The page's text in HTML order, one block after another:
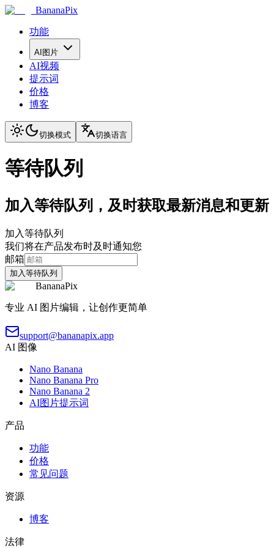
BananaPix
功能
AI图片
AI视频
提示词
价格
博客
切换模式 切换语言
等待队列
加入等待队列，及时获取最新消息和更新
加入等待队列
我们将在产品发布时及时通知您
邮箱
加入等待队列
BananaPix
专业 AI 图片编辑，让创作更简单
support@bananapix.app
AI 图像
Nano Banana
Nano Banana Pro
Nano Banana 2
AI图片提示词
产品
功能
价格
常见问题
资源
博客
法律